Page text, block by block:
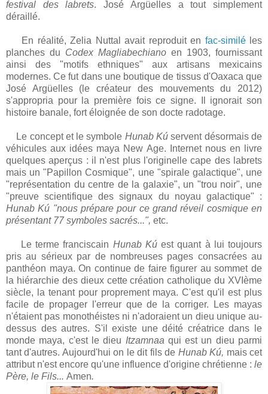
festival des labrets. José Argüelles a tout simplement
déraillé.
En réalité, Zelia Nuttal avait reproduit en fac-similéles
planches du Codex Magliabechiano en 1903, fournissant
ainsi des "motifs ethniques" aux artisans mexicains
modernes. Ce fut dans une boutique de tissus d'Oaxaca que
José Argüelles (le créateur des mouvements du 2012)
s'appropria pour la première fois ce signe. Il ignorait son
histoire banale, fort éloignée de son docte radotage.
Le concept et le symbole Hunab Kúservent désormais de
véhicules aux idées maya New Age. Internet nous en livre
quelques aperçus : il n'est plus l'originelle cape des labrets
mais un "Papillon Cosmique", une "spirale galactique", une
"représentation du centre de la galaxie", un "trou noir", une
"preuve scientifique des signaux du noyau galactique" :
Hunab Kú "nous prépare pour ce grand réveil cosmique en
présentant 77 symboles sacrés...", etc.
Le terme franciscain Hunab Kúest quant à lui toujours
pris au sérieux par de nombreuses pages consacrées au
panthéon maya. On continue de faire figurer au sommet de
la hiérarchie des dieux cette création catholique du XVIème
siècle, la tenant pour proprement maya. C'est qu'il est plus
facile de propager l'erreur que de la corriger. Les mayas
n'étaient pas monothéistes ni n'adoraient un dieu unique au-
dessus des autres. S'il existe une déité créatrice dans le
monde maya, c'est le dieu Itzamnaa qui est un dieu parmi
tant d'autres. Aujourd'hui on le dit fils de Hunab Kú, mais cet
attribut n'est encore qu'une influence d'origine chrétienne : le
Père, le Fils... Amen.